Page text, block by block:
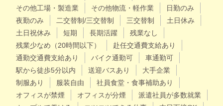
その他工場・製造業
その他物流・軽作業
日勤のみ
夜勤のみ
二交替制/三交替制 三交替制
土日休み
土日祝休み
短期 長期活躍
残業なし
残業少なめ（20時間以下）
赴任交通費支給あり
通勤交通費支給あり
バイク通勤可
車通勤可
駅から徒歩5分以内
送迎バスあり
大手企業
制服あり
服装自由
社員食堂・食事補助あり
オフィスが禁煙
オフィスが分煙
派遣社員が多数就業